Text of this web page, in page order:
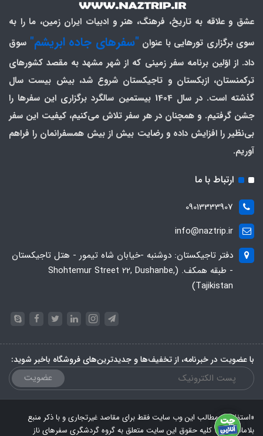
عشق و علاقه به تاریخ، فرهنگ، هنر و ادبیات ایران زمین، ما را به
سوی برگزاری تورهایی با عنوان "سفرهای جاده ابریشم" سوق
داد. از اوّلین برنامه سفر زمینی که از شهر مشهد به مقصد کشورهای
ترکمنستان، ازبکستان و تاجیکستان شروع شد، بیش بیست سال
گذشته است. در سال 1404 بیستمین سالگرد برگزاری این سفرها را
جشن گرفتیم. و همچنان در هر سفر تلاش می‌کنیم، کیفیت این سفر
بی‌نظیر را افزایش داده و رضایت بیش از بیش همسفرانمان را فراهم
آوریم.
ارتباط با ما
09013333907
info@naztrip.ir
دفتر تاجیکستان: دوشنبه -خیابان شاه تیمور - هتل تاجیکستان
- طبقه همکف. (Shohtemur Street 22, Dushanbe,
Tajikistan)
با عضویت در خبرنامه، از تخفیف‌ها و جدیدترین‌های فروشگاه باخبر شوید:
عضویت
«استفاده از مطالب این وب سایت فقط برای مقاصد غیرتجاری و با ذکر منبع
بلامانع است. کلیه حقوق این سایت متعلق به گروه گردشگری سفرهای ناز